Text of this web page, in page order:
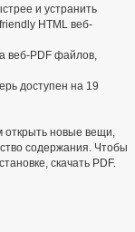
и устранить
HTML веб-
веб-PDF файлов,
доступен на 19
открыть новые вещи,
содержания. Чтобы
скачать PDF.